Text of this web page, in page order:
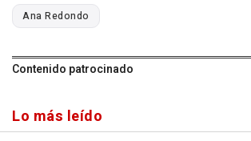
Ana Redondo
Contenido patrocinado
Lo más leído